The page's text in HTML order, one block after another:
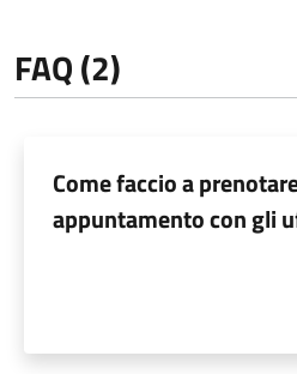
FAQ (2)
Come faccio a
appuntamento con gli